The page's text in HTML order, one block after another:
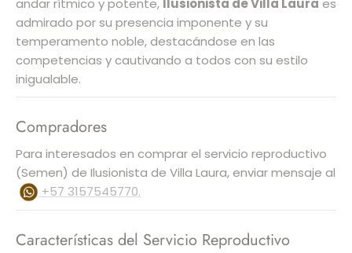
admirado por su presencia imponente y su
temperamento noble, destacándose en las
competencias y cautivando a todos con su estilo
inigualable.
Compradores
Para interesados en comprar el servicio reproductivo
(Semen) de Ilusionista de Villa Laura, enviar mensaje al
+57 3157545770.
Características del Servicio Reproductivo